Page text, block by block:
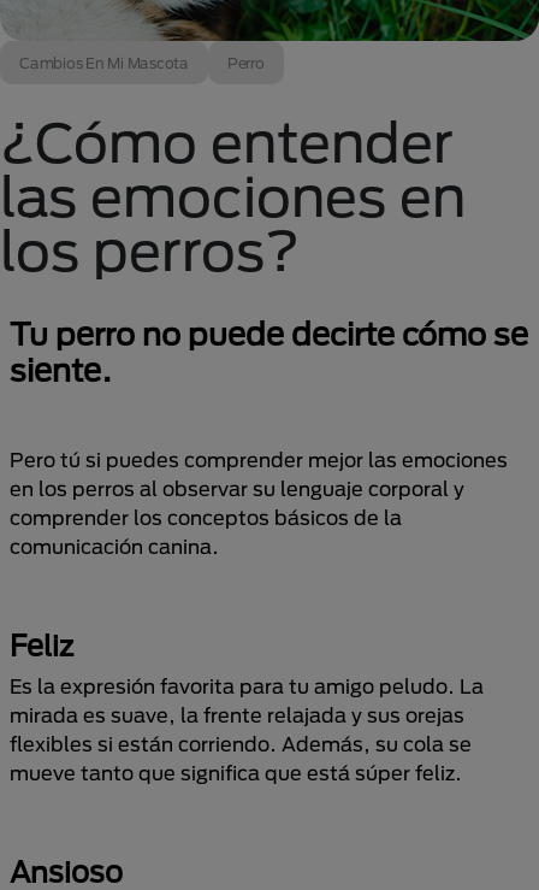
Cambios En Mi Mascota Perro
¿Cómo entender
las emociones en
los perros?
Tu perro no puede decirte cómo se
siente.
Pero tú si puedes comprender mejor las emociones
en los perros al observar su lenguaje corporal y
comprender los conceptos básicos de la
comunicación canina.
Feliz
Es la expresión favorita para tu amigo peludo. La
mirada es suave, la frente relajada y sus orejas
flexibles si están corriendo. Además, su cola se
mueve tanto que significa que está súper feliz.
Ansioso